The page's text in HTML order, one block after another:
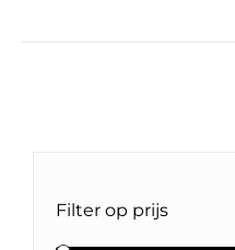
Filter op prijs